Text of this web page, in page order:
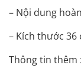
– Nội dung
– Kích thước 36
Thông tin thêm :